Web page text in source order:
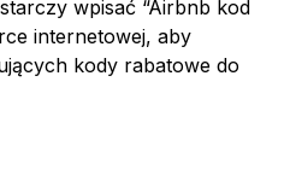
wpisać “Airbnb kod
internetowej, aby
kody rabatowe do